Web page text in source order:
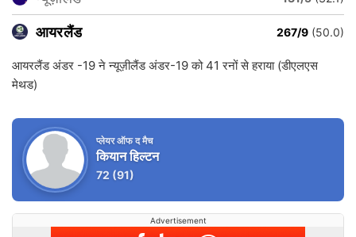
आयरलैंड 267/9 (50.0)
आयरलैंड अंडर -19 ने न्यूज़ीलैंड अंडर-19 को 41 रनों से हराया (डीएलएस
मेथड)
प्लेयर ऑफ द मैच
कियान हिल्टन
72 (91)
Advertisement